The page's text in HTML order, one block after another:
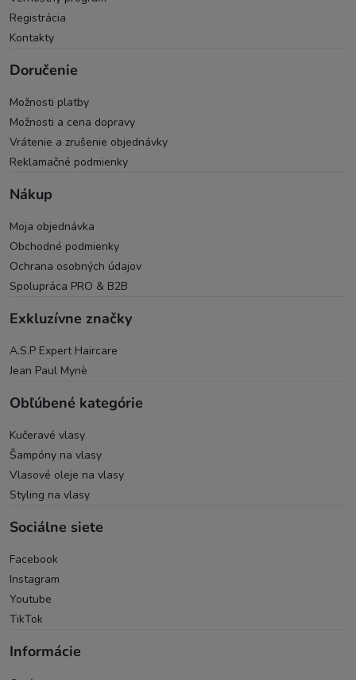
Registrácia
Kontakty
Doručenie
Možnosti platby
Možnosti a cena dopravy
Vrátenie a zrušenie objednávky
Reklamačné podmienky
Nákup
Moja objednávka
Obchodné podmienky
Ochrana osobných údajov
Spolupráca PRO & B2B
Exkluzívne značky
A.S.P Expert Haircare
Jean Paul Mynè
Obľúbené kategórie
Kučeravé vlasy
Šampóny na vlasy
Vlasové oleje na vlasy
Styling na vlasy
Sociálne siete
Facebook
Instagram
Youtube
TikTok
Informácie